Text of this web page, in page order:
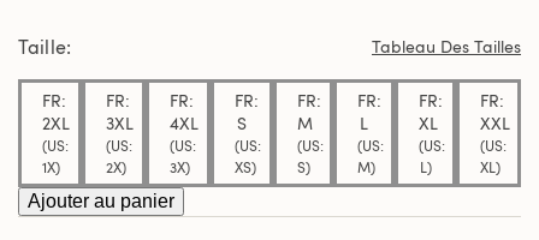
sur
même
page.
Taille Tableau Des Tailles
FR:
2XL
(US:
1X)
FR:
3XL
(US:
2X)
FR:
4XL
(US:
3X)
FR:
S
(US:
XS)
FR:
M
(US:
S)
FR:
L
(US:
M)
FR:
XL
(US:
L)
FR:
XXL
(US:
XL)
Ajouter au panier